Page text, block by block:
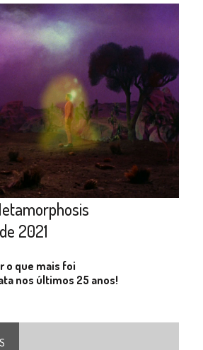
2021
o que mais foi
nos últimos 25 anos!